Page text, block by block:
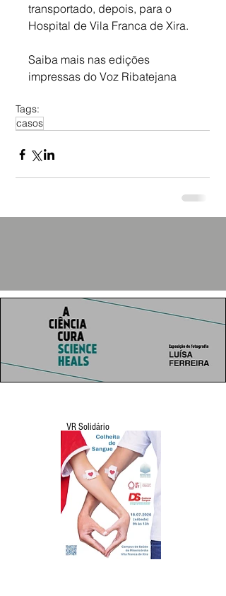
transportado, depois, para o
Hospital de Vila Franca de Xira.
Saiba mais nas edições
impressas do Voz Ribatejana
Tags:
casos
VR Solidário